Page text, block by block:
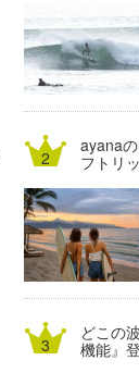
大野”MAR”
喜納海人
G◎Da
H
KID
KOBU
KY
MIN
mitz
OYZ
ayana
フトリ
どこの
機能』